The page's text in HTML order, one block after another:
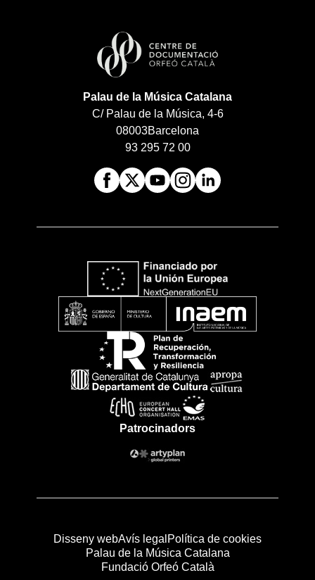
Palau de la Música Catalana
C/ Palau de la Música, 4-6
08003Barcelona
93 295 72 00
Patrocinadors
Disseny webAvís legal Política de cookies
Palau de la Música Catalana
Fundació Orfeó Català